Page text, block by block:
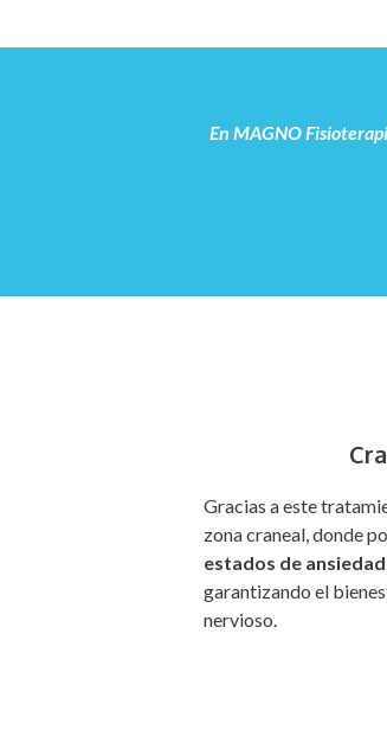
En MAGNO
Gracias a este
zona craneal, donde
estados de
garantizando el
nervioso.